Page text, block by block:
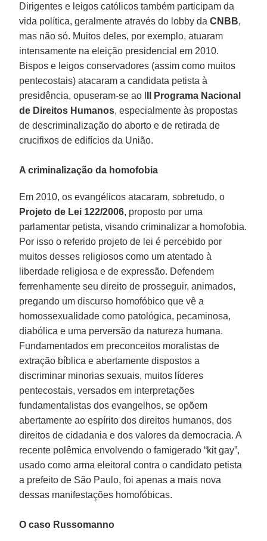
Dirigentes e leigos católicos também participam da
vida política, geralmente através do lobby daCNBB,
mas não só. Muitos deles, por exemplo, atuaram
intensamente na eleição presidencial em 2010.
Bispos e leigos conservadores (assim como muitos
pentecostais) atacaram a candidata petista à
presidência, opuseram-se ao I
II Programa Nacional
de Direitos Humanos, especialmente às propostas
de descriminalização do aborto e de retirada de
crucifixos de edifícios da União.
A criminalização da homofobia
Em 2010, os evangélicos atacaram, sobretudo, o
Projeto de Lei 122/2006, proposto por uma
parlamentar petista, visando criminalizar a homofobia.
Por isso o referido projeto de lei é percebido por
muitos desses religiosos como um atentado à
liberdade religiosa e de expressão. Defendem
ferrenhamente seu direito de prosseguir, animados,
pregando um discurso homofóbico que vê a
homossexualidade como patológica, pecaminosa,
diabólica e uma perversão da natureza humana.
Fundamentados em preconceitos moralistas de
extração bíblica e abertamente dispostos a
discriminar minorias sexuais, muitos líderes
pentecostais, versados em interpretações
fundamentalistas dos evangelhos, se opõem
abertamente ao espírito dos direitos humanos, dos
direitos de cidadania e dos valores da democracia. A
recente polêmica envolvendo o famigerado “kit gay”,
usado como arma eleitoral contra o candidato petista
a prefeito de São Paulo, foi apenas a mais nova
dessas manifestações homofóbicas.
O caso Russomanno